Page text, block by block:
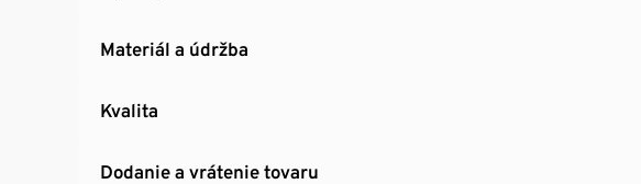
Materiál a údržba
Kvalita
Dodanie a vrátenie tovaru